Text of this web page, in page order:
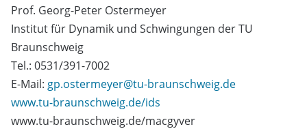
Prof. Georg-Peter Ostermeyer
Institut für Dynamik und Schwingungen der TU
Braunschweig
Tel.: 0531/391-7002
E-Mail: gp.ostermeyer@tu-braunschweig.de
www.tu-braunschweig.de/ids
www.tu-braunschweig.de/macgyver